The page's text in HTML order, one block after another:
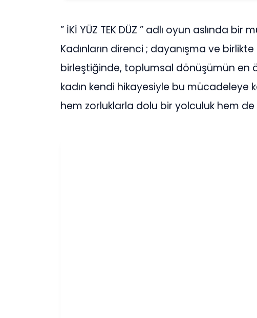
” İKİ YÜZ TEK DÜZ ” adlı oyun aslında bir
Kadınların direnci ; dayanışma ve
birleştiğinde, toplumsal dönüşümün en
kadın kendi hikayesiyle bu mücadeleye
hem zorluklarla dolu bir yolculuk hem